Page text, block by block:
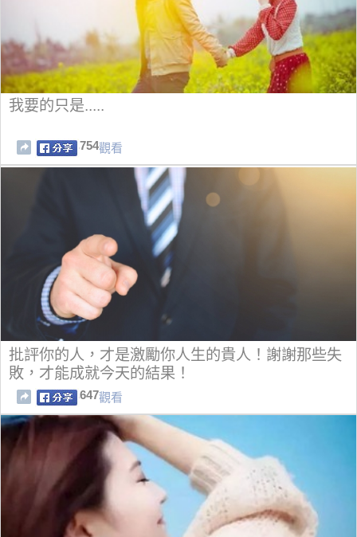
我要的只是.....
754觀看
批評你的人，才是激勵你人生的貴人！謝謝那些失
敗，才能成就今天的結果！
647觀看